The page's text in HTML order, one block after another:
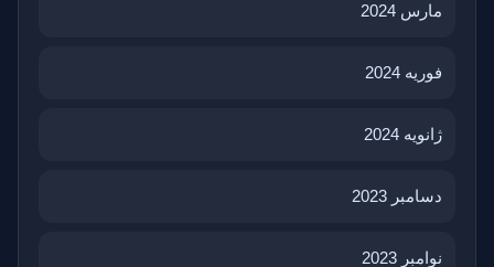
مارس 2024
فوریه 2024
ژانویه 2024
دسامبر 2023
نوامبر 2023